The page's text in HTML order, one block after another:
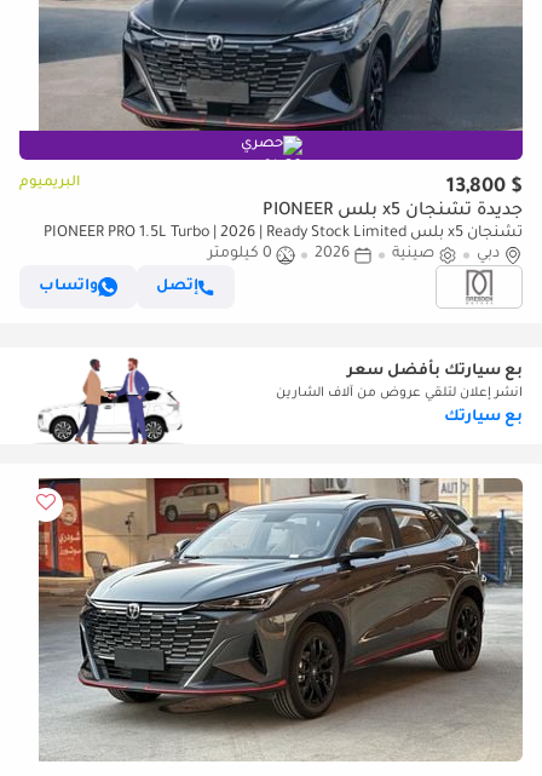
حصري
$ 13,800 البريميوم
جديدة تشنجان x5 بلس PIONEER
تشنجان x5 بلس PIONEER PRO 1.5L Turbo | 2026 | Ready Stock Limited
QTY | For Local Registration +10%
دبي صينية 2026
0 كيلومتر
إتصل
واتساب
بع سيارتك بأفضل سعر
انشر إعلان لتلقي عروض من آلاف الشارين
بع سيارتك